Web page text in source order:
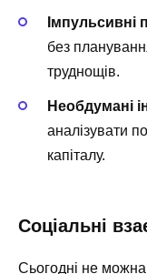
Імпульсивні
без
труднощів.
Необдумані
аналізувати
капіталу.
Соціальні
Сьогодні не